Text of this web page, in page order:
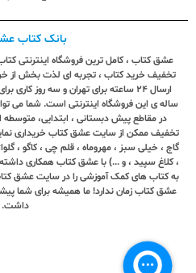
بانک کتاب
عشق کتاب ، کامل ترین فروشگاه اینترنتی
تخفیف خرید کتاب ، تجربه ای لذت بخش از
ارسال ٢٤ ساعته برای تهران و سه روز
ساله ی این فروشگاه اینترنتی است. شما می
در مقاطع پیش دبستانی ، ابتدایی، متوسطه
تخفیف ممکن از سایت عشق کتاب خریداری
گاج ، خیلی سبز ، مهروماه ، قلم چی ، کاگو ،
، کلاغ سپید ، و ...) با عشق کتاب همکاری
به کتاب های کمک آموزشی را در سایت عشق
عشق کتاب زمان ندارد! ما همیشه برای شما
داشت.